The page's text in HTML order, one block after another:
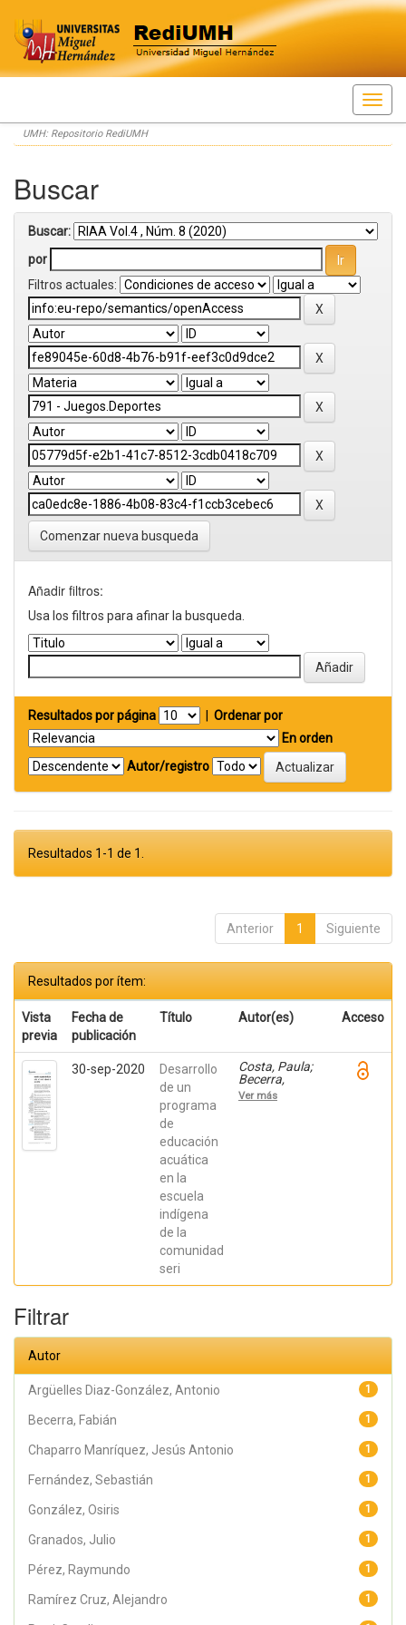
Skip
navigation
UMH: Repositorio RediUMH
Buscar
Buscar:
por
Filtros actuales:
Comenzar nueva busqueda
Añadir filtros:
Usa los filtros para afinar la busqueda.
Resultados por página
Ordenar por
En orden
Autor/registro
Resultados 1-1 de 1.
Anterior 1 Siguiente
Resultados por ítem:
Vista
previa
Fecha de
publicación
Título Autor(es) Acceso
30-sep-2020
Desarrollo
de un
programa
de
educación
acuática
en la
escuela
indígena
de la
comunidad
seri
Costa, Paula;
Becerra,
Viviana;
Becerra,
Ramírez Cruz,
Granados,
Ver más
Filtrar
Autor
1
Argüelles Diaz-González, Antonio
1
Becerra, Fabián
1
Chaparro Manríquez, Jesús Antonio
1
Fernández, Sebastián
1
González, Osiris
1
Granados, Julio
1
Pérez, Raymundo
1
Ramírez Cruz, Alejandro